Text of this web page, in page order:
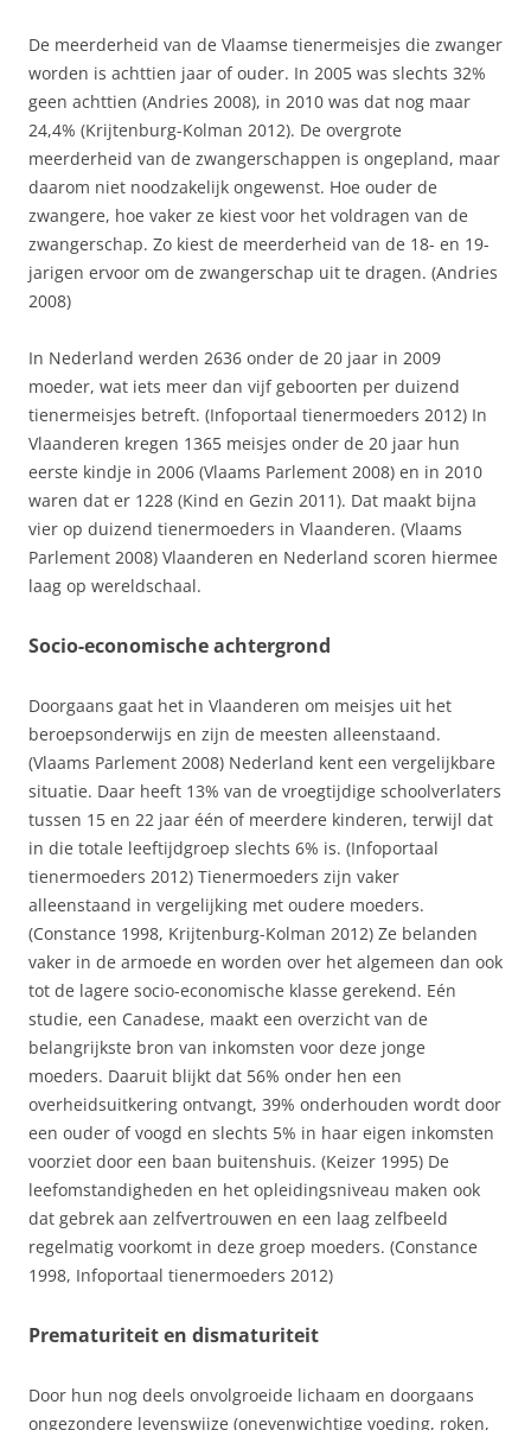
De meerderheid van de Vlaamse tienermeisjes die zwanger
worden is achttien jaar of ouder. In 2005 was slechts 32%
geen achttien (Andries 2008), in 2010 was dat nog maar
24,4% (Krijtenburg-Kolman 2012). De overgrote
meerderheid van de zwangerschappen is ongepland, maar
daarom niet noodzakelijk ongewenst. Hoe ouder de
zwangere, hoe vaker ze kiest voor het voldragen van de
zwangerschap. Zo kiest de meerderheid van de 18- en 19-
jarigen ervoor om de zwangerschap uit te dragen. (Andries
2008)
In Nederland werden 2636 onder de 20 jaar in 2009
moeder, wat iets meer dan vijf geboorten per duizend
tienermeisjes betreft. (Infoportaal tienermoeders 2012) In
Vlaanderen kregen 1365 meisjes onder de 20 jaar hun
eerste kindje in 2006 (Vlaams Parlement 2008) en in 2010
waren dat er 1228 (Kind en Gezin 2011). Dat maakt bijna
vier op duizend tienermoeders in Vlaanderen. (Vlaams
Parlement 2008) Vlaanderen en Nederland scoren hiermee
laag op wereldschaal.
Socio-economische achtergrond
Doorgaans gaat het in Vlaanderen om meisjes uit het
beroepsonderwijs en zijn de meesten alleenstaand.
(Vlaams Parlement 2008) Nederland kent een vergelijkbare
situatie. Daar heeft 13% van de vroegtijdige schoolverlaters
tussen 15 en 22 jaar één of meerdere kinderen, terwijl dat
in die totale leeftijdgroep slechts 6% is. (Infoportaal
tienermoeders 2012) Tienermoeders zijn vaker
alleenstaand in vergelijking met oudere moeders.
(Constance 1998, Krijtenburg-Kolman 2012) Ze belanden
vaker in de armoede en worden over het algemeen dan ook
tot de lagere socio-economische klasse gerekend. Eén
studie, een Canadese, maakt een overzicht van de
belangrijkste bron van inkomsten voor deze jonge
moeders. Daaruit blijkt dat 56% onder hen een
overheidsuitkering ontvangt, 39% onderhouden wordt door
een ouder of voogd en slechts 5% in haar eigen inkomsten
voorziet door een baan buitenshuis. (Keizer 1995) De
leefomstandigheden en het opleidingsniveau maken ook
dat gebrek aan zelfvertrouwen en een laag zelfbeeld
regelmatig voorkomt in deze groep moeders. (Constance
1998, Infoportaal tienermoeders 2012)
Prematuriteit en dismaturiteit
Door hun nog deels onvolgroeide lichaam en doorgaans
ongezondere levenswijze (onevenwichtige voeding, roken,